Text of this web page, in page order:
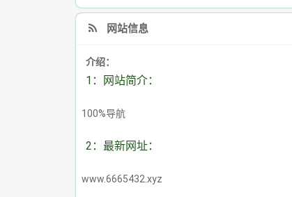
网站信息
介绍：
1：网站简介：
100%导航
2：最新网址：
www.6665432.xyz